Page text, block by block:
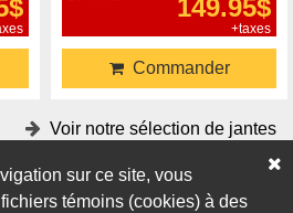
149.95$
+taxes
Commander
Voir notre sélection de jantes
sur ce site, vous
témoins (cookies) à des